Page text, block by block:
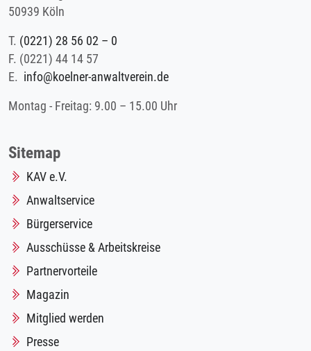
50939 Köln
T. (0221) 28 56 02 – 0
F. (0221) 44 14 57
E. info@koelner-anwaltverein.de
Montag - Freitag: 9.00 – 15.00 Uhr
Sitemap
KAV e.V.
Anwaltservice
Bürgerservice
Ausschüsse & Arbeitskreise
Partnervorteile
Magazin
Mitglied werden
Presse